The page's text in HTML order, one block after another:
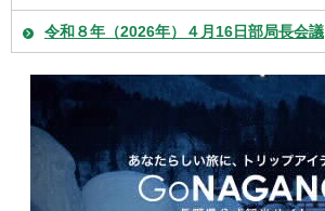
令和８年（2026年）４月16日部局長会議